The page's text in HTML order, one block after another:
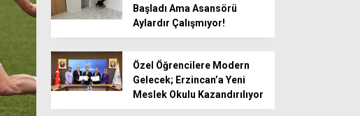
Başladı Ama Asansörü
Aylardır Çalışmıyor!
Özel Öğrencilere Modern
Gelecek; Erzincan’a Yeni
Meslek Okulu Kazandırılıyor